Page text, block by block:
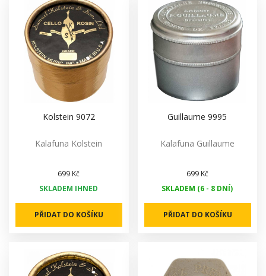
Kolstein 9072
Kalafuna Kolstein
699 Kč
SKLADEM IHNED
PŘIDAT DO KOŠÍKU
Guillaume 9995
Kalafuna Guillaume
699 Kč
SKLADEM (6 - 8 DNÍ)
PŘIDAT DO KOŠÍKU